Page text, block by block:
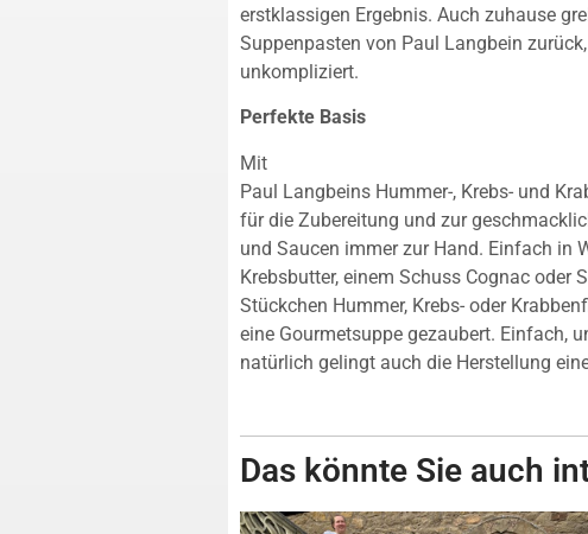
erstklassigen Ergebnis. Auch zuhause
Suppenpasten von Paul Langbein
unkompliziert.
Perfekte Basis
Mit
Paul Langbeins Hummer-, Krebs- und
für die Zubereitung und zur
und Saucen immer zur Hand. Einfach in
Krebsbutter, einem Schuss Cognac oder
Stückchen Hummer, Krebs- oder
eine Gourmetsuppe gezaubert. Einfach,
natürlich gelingt auch die Herstellung
Das könnte Sie auch